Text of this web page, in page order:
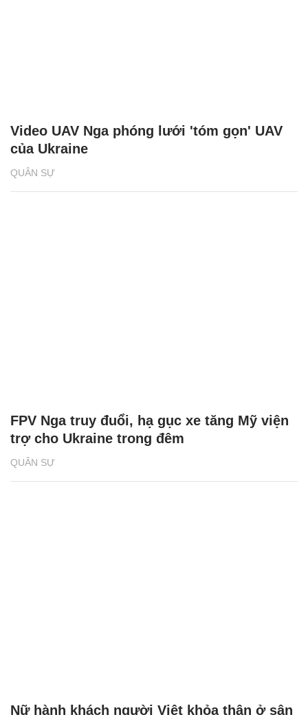
QUÂN SỰ
Video UAV Nga phóng lưới 'tóm gọn' UAV
của Ukraine
QUÂN SỰ
FPV Nga truy đuổi, hạ gục xe tăng Mỹ viện
trợ cho Ukraine trong đêm
Nữ hành khách người Việt khỏa thân ở sân